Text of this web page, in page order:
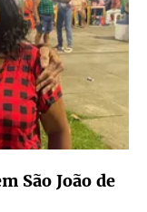
São João de